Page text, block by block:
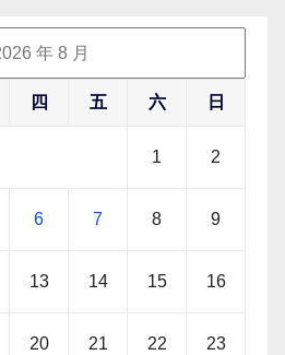
年 8 月
四 五 六 日
1 2
6 7 8 9
13 14 15 16
20 21 22 23